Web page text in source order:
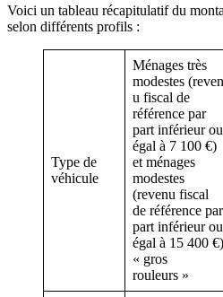
Voici un tableau récapitulatif du
selon différents profils :
Type de
véhicule
Ménages très
modestes (reven
u fiscal de
référence par
part inférieur ou
égal à 7 100 €)
et ménages
modestes
(revenu fiscal
de référence par
part inférieur ou
égal à 15 400 €)
« gros
rouleurs »